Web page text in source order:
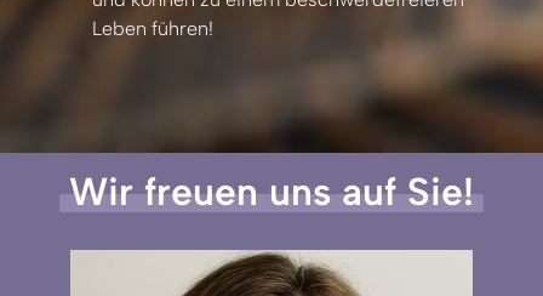
Leben führen!
Wir freuen uns auf Sie!